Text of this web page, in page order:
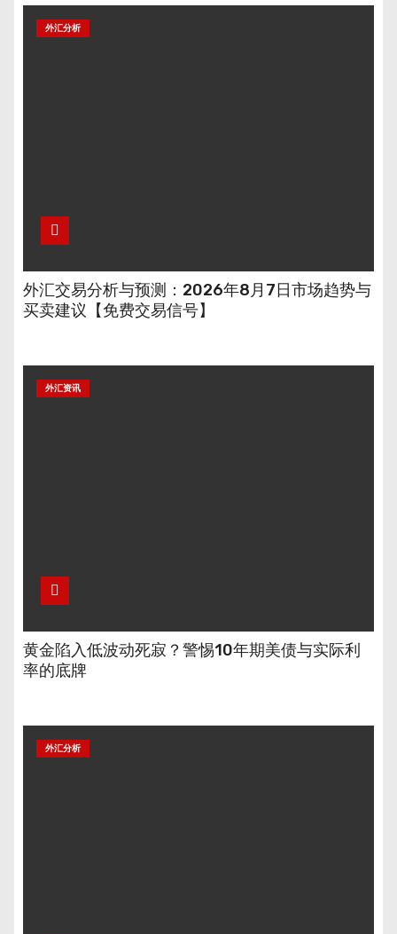
外汇分析
外汇交易分析与预测：2026年8月7日市场趋势与
买卖建议【免费交易信号】
外汇资讯
黄金陷入低波动死寂？警惕10年期美债与实际利
率的底牌
外汇分析